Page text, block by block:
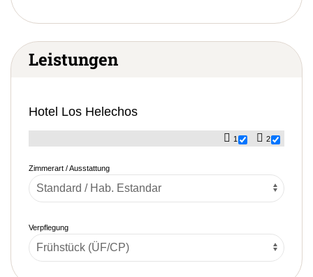
Leistungen
Hotel Los Helechos
1 2
Zimmerart / Ausstattung
Verpflegung